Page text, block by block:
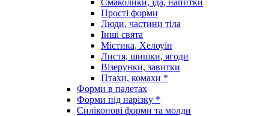
Прості форми
Люди, частини тіла
Інші свята
Містика, Хелоуїн
Листя, шишки, ягоди
Візерунки, завитки
Птахи, комахи *
Форми в палетах
Форми під нарізку *
Силіконові форми та молди